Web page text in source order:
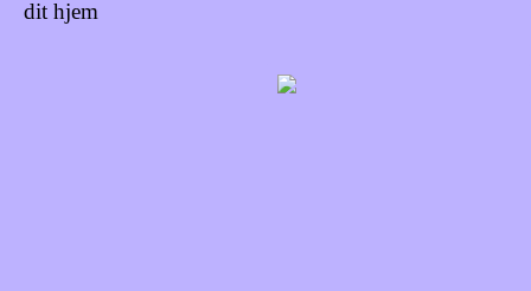
dit hjem